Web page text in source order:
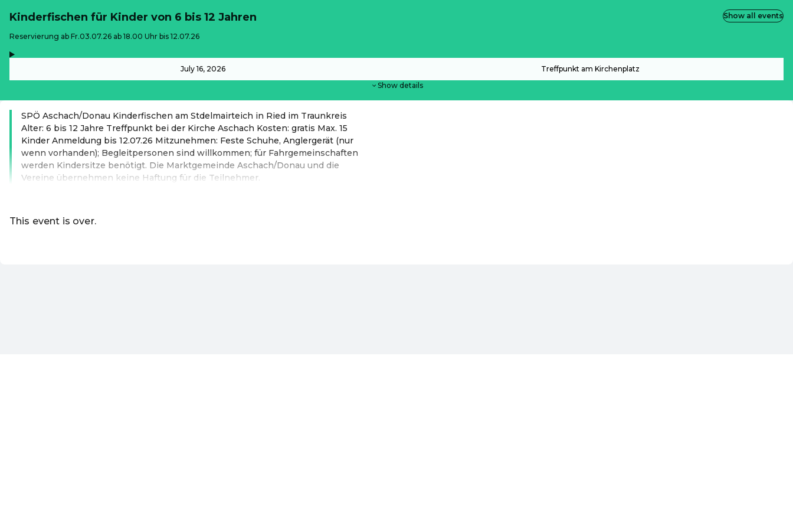
Kinderfischen für Kinder von 6 bis 12 Jahren
-
Reservierung ab Fr.03.07.26 ab 18.00 Uhr bis 12.07.26
July 16, 2026 Treffpunkt am Kirchenplatz
Show details
Show all events
SPÖ Aschach/Donau Kinderfischen am Stdelmairteich in Ried im Traunkreis
Alter: 6 bis 12 Jahre Treffpunkt bei der Kirche Aschach Kosten: gratis Max. 15
Kinder Anmeldung bis 12.07.26 Mitzunehmen: Feste Schuhe, Anglergerät (nur
wenn vorhanden); Begleitpersonen sind willkommen; für Fahrgemeinschaften
werden Kindersitze benötigt. Die Marktgemeinde Aschach/Donau und die
Vereine übernehmen keine Haftung für die Teilnehmer.
This event is over.